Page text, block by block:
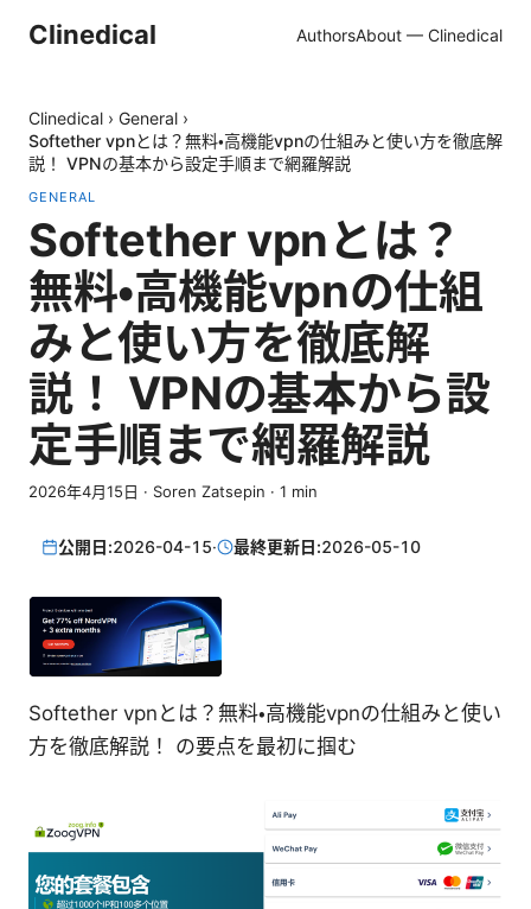
Clinedical AuthorsAbout — Clinedical
Clinedical › General ›
Softether vpnとは？無料・高機能vpnの仕組みと使い方を徹底解
説！ VPNの基本から設定手順まで網羅解説
GENERAL
Softether vpnとは？
無料・高機能vpnの仕組
みと使い方を徹底解
説！ VPNの基本から設
定手順まで網羅解説
2026年4月15日 · Soren Zatsepin · 1 min
公開日:2026-04-15· 最終更新日:2026-05-10
Softether vpnとは？無料・高機能vpnの仕組みと使い
方を徹底解説！ の要点を最初に掴む